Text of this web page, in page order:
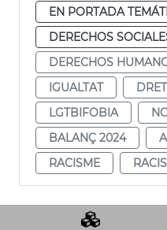
EN PORTADA
DERECHOS
DERECHOS
IGUALTAT
LGTBIFOBIA
BALANÇ 2024
RACISME